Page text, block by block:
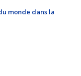
monde dans la